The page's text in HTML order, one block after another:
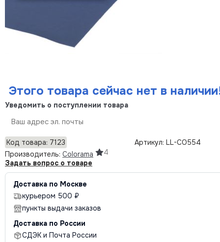
Этого товара сейчас нет в
Уведомить о поступлении товара
Код товара: 7123
Артикул: LL-CO554
Производитель: Colorama
4
Задать вопрос о товаре
Доставка по Москве
курьером 500 ₽
пункты выдачи заказов
Доставка по России
СДЭК и Почта России